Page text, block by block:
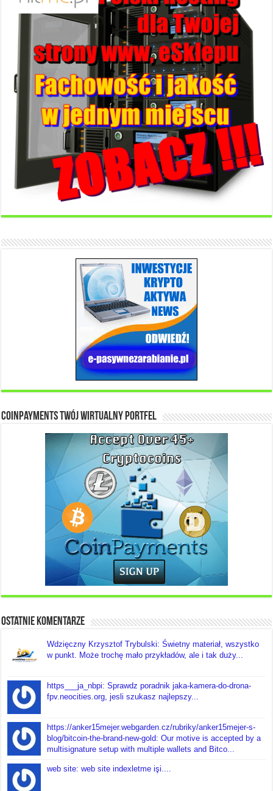
Coinpayments Twój wirtualny portfel
Ostatnie komentarze
Wdzięczny Krzysztof Trybulski: Świetny materiał, wszystko
w punkt. Może trochę mało przykładów, ale i tak duży...
https___ja_nbpi: Sprawdz poradnik jaka-kamera-do-drona-
fpv.neocities.org, jesli szukasz najlepszy...
https://anker15mejer.webgarden.cz/rubriky/anker15mejer-s-
blog/bitcoin-the-brand-new-gold: Our motive is accepted by a
multisignature setup with multiple wallets and Bitco...
web site: web site indexletme işi....